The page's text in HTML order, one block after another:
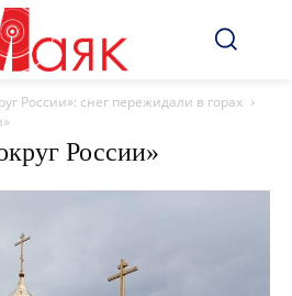
России»: снег пережидали в горах
России»